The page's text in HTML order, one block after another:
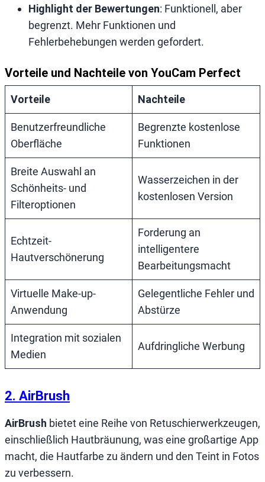
Highlight der Bewertungen: Funktionell, aber
begrenzt. Mehr Funktionen und
Fehlerbehebungen werden gefordert.
Vorteile und Nachteile von YouCam Perfect
Vorteile Nachteile
Benutzerfreundliche
Oberfläche
Begrenzte kostenlose
Funktionen
Breite Auswahl an
Schönheits- und
Filteroptionen
Wasserzeichen in der
kostenlosen Version
Echtzeit-
Hautverschönerung
Forderung an
intelligentere
Bearbeitungsmacht
Virtuelle Make-up-
Anwendung
Gelegentliche Fehler und
Abstürze
Integration mit sozialen
Medien
Aufdringliche Werbung
2. AirBrush
AirBrush bietet eine Reihe von Retuschierwerkzeugen,
einschließlich Hautbräunung, was eine großartige App
macht, die Hautfarbe zu ändern und den Teint in Fotos
zu verbessern.